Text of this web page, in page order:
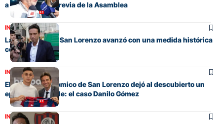
a Francis en la previa de la Asamblea
INSTITUCIONAL
La dirigencia de San Lorenzo avanzó con una medida histórica
contra Moretti
INSTITUCIONAL
El informe económico de San Lorenzo dejó al descubierto un
episodio increíble: el caso Danilo Gómez
INSTITUCIONAL